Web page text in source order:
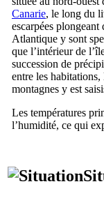
Canarie, le long du
escarpées plongeant
Atlantique y sont
que l’intérieur de
succession de
entre les habitations,
montagnes y est
Les températures
l’humidité, ce qui